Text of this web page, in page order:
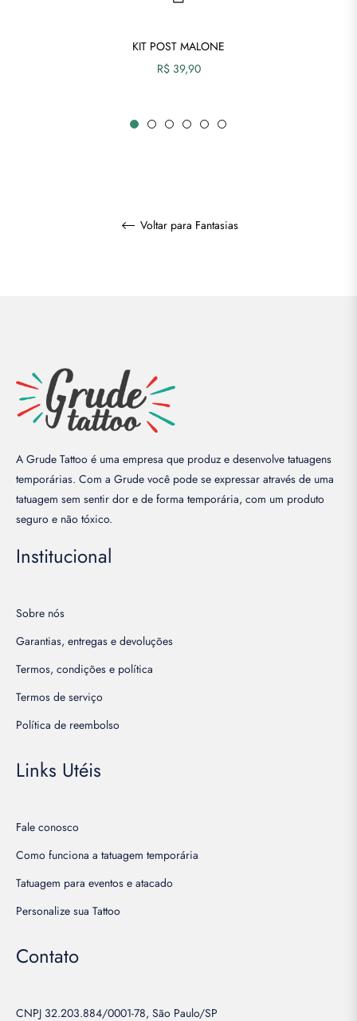
KIT POST MALONE
Preço
R$ 39,90
Voltar para Fantasias
A Grude Tattoo é uma empresa que produz e desenvolve tatuagens
temporárias. Com a Grude você pode se expressar através de uma
tatuagem sem sentir dor e de forma temporária, com um produto
seguro e não tóxico.
Institucional
Sobre nós
Garantias, entregas e devoluções
Termos, condições e política
Termos de serviço
Política de reembolso
Links Utéis
Fale conosco
Como funciona a tatuagem temporária
Tatuagem para eventos e atacado
Personalize sua Tattoo
Contato
CNPJ 32.203.884/0001-78, São Paulo/SP